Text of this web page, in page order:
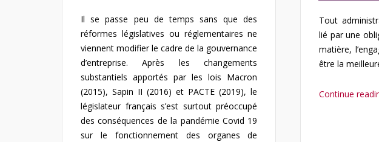
Il se passe peu de temps sans que des
réformes législatives ou réglementaires ne
viennent modifier le cadre de la gouvernance
d’entreprise. Après les changements
substantiels apportés par les lois Macron
(2015), Sapin II (2016) et PACTE (2019), le
législateur français s’est surtout préoccupé
des conséquences de la pandémie Covid 19
sur le fonctionnement des organes de
Tout
lié par une
matière,
être la
Continue